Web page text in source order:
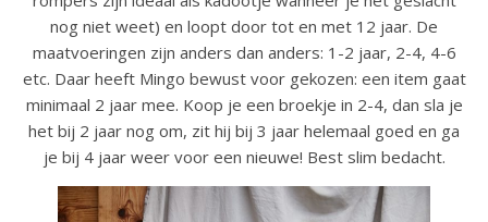
nog niet weet) en loopt door tot en met 12 jaar. De
maatvoeringen zijn anders dan anders: 1-2 jaar, 2-4, 4-6
etc. Daar heeft Mingo bewust voor gekozen: een item gaat
minimaal 2 jaar mee. Koop je een broekje in 2-4, dan sla je
het bij 2 jaar nog om, zit hij bij 3 jaar helemaal goed en ga
je bij 4 jaar weer voor een nieuwe! Best slim bedacht.